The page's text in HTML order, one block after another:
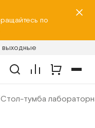
по
выходные
Стол-тумба